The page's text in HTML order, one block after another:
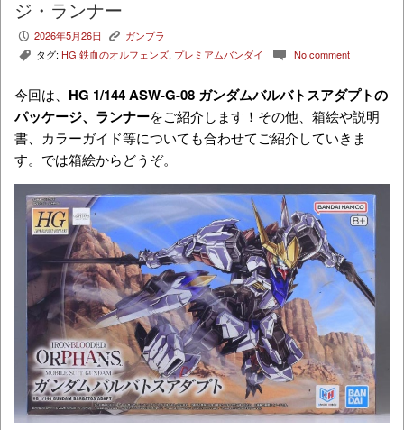
ジ・ランナー
P 2026年5月26日 K ガンプラ
, タグ: HG 鉄血のオルフェンズ, プレミアムバンダイ c No comment
今回は、 HG 1/144 ASW-G-08 ガンダムバルバトスアダプトの
パッケージ、ランナーをご紹介します！その他、箱絵や説明
書、カラーガイド等についても合わせてご紹介していきま
す。では箱絵からどうぞ。